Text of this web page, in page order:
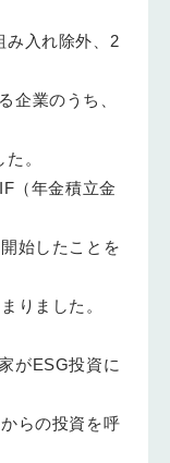
み入れ除外、2
企業のうち、
。
（年金積立金
始したことを
りました。
がESG投資に
らの投資を呼